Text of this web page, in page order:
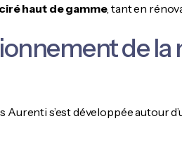
haut de gamme, tant en
de
Aurenti s’est développée autour